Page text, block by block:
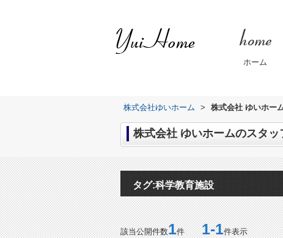
ホーム
株式会社ゆいホーム > 株式会社 ゆいホー
株式会社 ゆいホームのスタ
タグ:科学教育施設
該当公開件数1件1-1件表示